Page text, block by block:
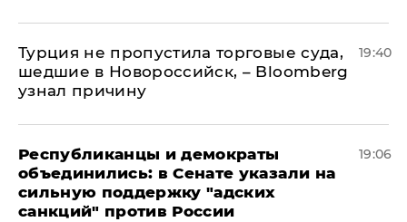
Турция не пропустила торговые суда,
шедшие в Новороссийск, – Bloomberg
узнал причину
19:40
Республиканцы и демократы
объединились: в Сенате указали на
сильную поддержку "адских
санкций" против России
19:06